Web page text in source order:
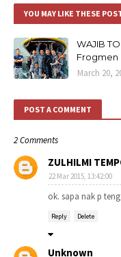
YOU MAY LIKE THESE
WAJIB
Frogmen
March 20,
POST A COMMENT
2 Comments
ZULHILMI
22 Mar 2015, 13:42:00
ok. sapa nak p
Reply Delete
Unknown